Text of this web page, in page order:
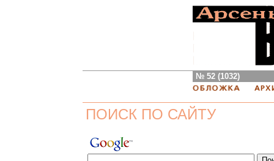
№ 52 (1032)
ПОИСК ПО САЙТУ